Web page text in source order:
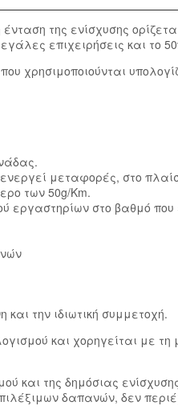
της ενίσχυσης
επιχειρήσεις και το
χρησιμοποιούνται
μεταφορές, στο
των 50g/Km.
στο βαθμό που
την ιδιωτική συμμετοχή.
και χορηγείται με
και της δημόσιας
δαπανών, δεν